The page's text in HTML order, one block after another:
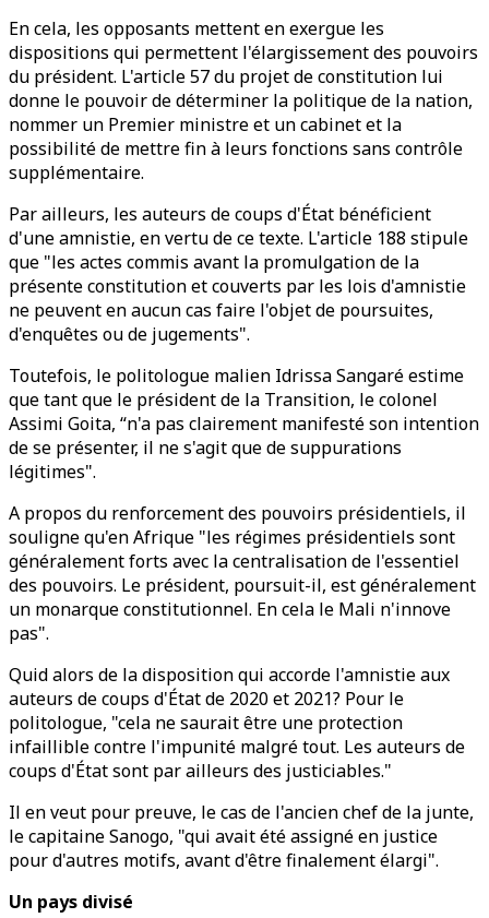
En cela, les opposants mettent en exergue les
dispositions qui permettent l'élargissement des pouvoirs
du président. L'article 57 du projet de constitution lui
donne le pouvoir de déterminer la politique de la nation,
nommer un Premier ministre et un cabinet et la
possibilité de mettre fin à leurs fonctions sans contrôle
supplémentaire.
Par ailleurs, les auteurs de coups d'État bénéficient
d'une amnistie, en vertu de ce texte. L'article 188 stipule
que "les actes commis avant la promulgation de la
présente constitution et couverts par les lois d'amnistie
ne peuvent en aucun cas faire l'objet de poursuites,
d'enquêtes ou de jugements".
Toutefois, le politologue malien Idrissa Sangaré estime
que tant que le président de la Transition, le colonel
Assimi Goita, “n'a pas clairement manifesté son intention
de se présenter, il ne s'agit que de suppurations
légitimes".
A propos du renforcement des pouvoirs présidentiels, il
souligne qu'en Afrique "les régimes présidentiels sont
généralement forts avec la centralisation de l'essentiel
des pouvoirs. Le président, poursuit-il, est généralement
un monarque constitutionnel. En cela le Mali n'innove
pas".
Quid alors de la disposition qui accorde l'amnistie aux
auteurs de coups d'État de 2020 et 2021? Pour le
politologue, "cela ne saurait être une protection
infaillible contre l'impunité malgré tout. Les auteurs de
coups d'État sont par ailleurs des justiciables."
Il en veut pour preuve, le cas de l'ancien chef de la junte,
le capitaine Sanogo, "qui avait été assigné en justice
pour d'autres motifs, avant d'être finalement élargi".
Un pays divisé